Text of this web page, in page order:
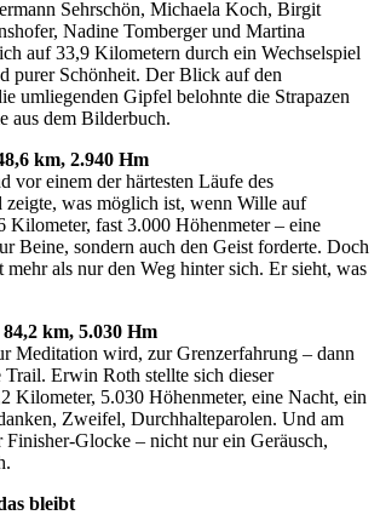
Sehrschön, Michaela Koch, Birgit
Nadine Tomberger und Martina
auf 33,9 Kilometern durch ein Wechselspiel
purer Schönheit. Der Blick auf den
umliegenden Gipfel belohnte die Strapazen
aus dem Bilderbuch.
km, 2.940 Hm
vor einem der härtesten Läufe des
zeigte, was möglich ist, wenn Wille auf
fast 3.000 Höhenmeter – eine
Beine, sondern auch den Geist forderte. Doch
mehr als nur den Weg hinter sich. Er sieht, was
km, 5.030 Hm
Meditation wird, zur Grenzerfahrung – dann
Trail. Erwin Roth stellte sich dieser
Kilometer, 5.030 Höhenmeter, eine Nacht, ein
Zweifel, Durchhalteparolen. Und am
Glocke – nicht nur ein Geräusch,
bleibt